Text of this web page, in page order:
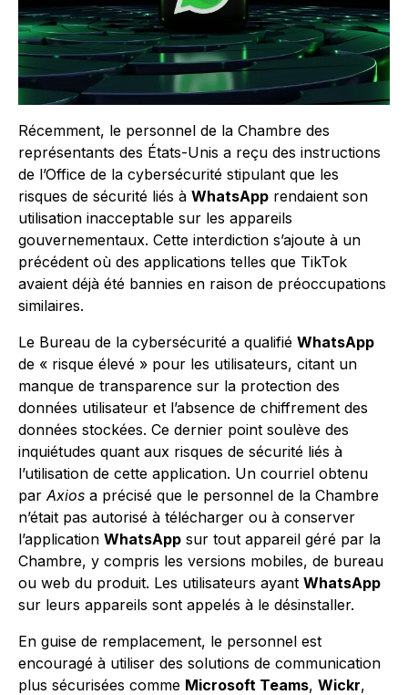
Récemment, le personnel de la Chambre des
représentants des États-Unis a reçu des instructions
de l’Office de la cybersécurité stipulant que les
risques de sécurité liés à WhatsApp rendaient son
utilisation inacceptable sur les appareils
gouvernementaux. Cette interdiction s’ajoute à un
précédent où des applications telles que TikTok
avaient déjà été bannies en raison de préoccupations
similaires.
Le Bureau de la cybersécurité a qualifié WhatsApp
de « risque élevé » pour les utilisateurs, citant un
manque de transparence sur la protection des
données utilisateur et l’absence de chiffrement des
données stockées. Ce dernier point soulève des
inquiétudes quant aux risques de sécurité liés à
l’utilisation de cette application. Un courriel obtenu
parAxios a précisé que le personnel de la Chambre
n’était pas autorisé à télécharger ou à conserver
l’application WhatsApp sur tout appareil géré par la
Chambre, y compris les versions mobiles, de bureau
ou web du produit. Les utilisateurs ayant WhatsApp
sur leurs appareils sont appelés à le désinstaller.
En guise de remplacement, le personnel est
encouragé à utiliser des solutions de communication
plus sécurisées comme Microsoft Teams, Wickr,